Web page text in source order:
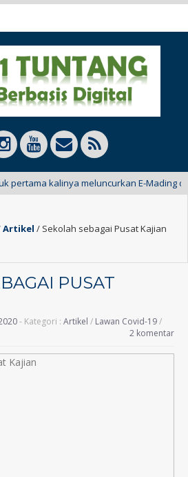
kalinya meluncurkan E-Mading dari
Artikel / Sekolah sebagai Pusat Kajian
PUSAT
- Kategori : Artikel / Lawan Covid-19/
2 komentar